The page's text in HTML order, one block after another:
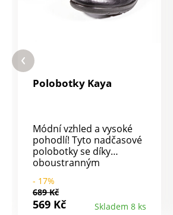
Polobotky Kaya
Módní vzhled a vysoké
pohodlí! Tyto nadčasové
polobotky se díky
oboustranným
snadno nazouvají a
skvěle se nosí během
celého roku. Podpatek o
- 17%
689 Kč
569 Kč Skladem 8 ks